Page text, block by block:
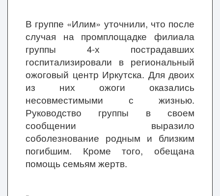
В группе «Илим» уточнили, что после
случая на промплощадке филиала
группы 4-х пострадавших
госпитализировали в региональный
ожоговый центр Иркутска. Для двоих
из них ожоги оказались
несовместимыми с жизнью.
Руководство группы в своем
сообщении выразило
соболезнование родным и близким
погибшим. Кроме того, обещана
помощь семьям жертв.